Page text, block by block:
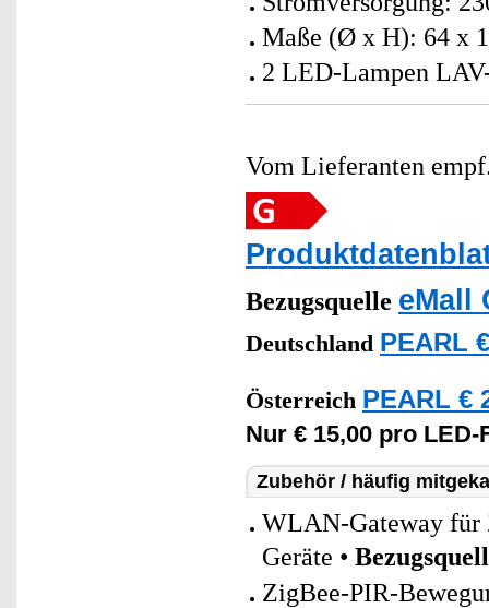
Maße (Ø x H): 64 x
2 LED-Lampen
Vom Lieferanten
Bezugsquelle eMall
Deutschland PEARL
Österreich PEARL €
Nur € 15,00 pro
Zubehör / häufig
WLAN-Gateway für
Geräte •
ZigBee-PIR-